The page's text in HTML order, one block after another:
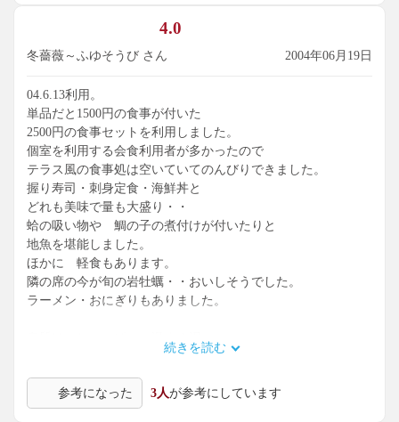
玄関には、掘削の標本というのでしょうか、
採取品がたくさん並んでいます。
ここ犬吠崎は掘って温泉を探り当てたというのがリアルに解
ります。
１００ｍ掘ったときの砂がこれで、５００ｍはこれです。と
いった具合。
でも、素人の私には、砂の色の違いくらいしかわかりませ
ん。
4.0
冬薔薇～ふゆそうび さん 2004年06月19日
04.6.13利用。
単品だと1500円の食事が付いた
2500円の食事セットを利用しました。
個室を利用する会食利用者が多かったので
テラス風の食事処は空いていてのんびりできました。
握り寿司・刺身定食・海鮮丼と
どれも美味で量も大盛り・・
蛤の吸い物や 鯛の子の煮付けが付いたりと
地魚を堪能しました。
ほかに 軽食もあります。
隣の席の今が旬の岩牡蠣・・おいしそうでした。
ラーメン・おにぎりもありました。
女性風呂は 内湯の左側に
もうひとつ離れの内風呂があって
そちらの方があまり人がいなくて
窓も開放できるので 貸切露天風呂のようでした。
続きを読む
参考になった 3人が参考にしています